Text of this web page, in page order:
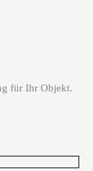
für Ihr Objekt.